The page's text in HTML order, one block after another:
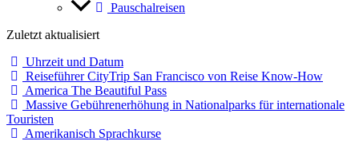
Pauschalreisen
Zuletzt aktualisiert
Uhrzeit und Datum
Reiseführer CityTrip San Francisco von Reise Know-How
America The Beautiful Pass
Massive Gebührenerhöhung in Nationalparks für internationale
Touristen
Amerikanisch Sprachkurse